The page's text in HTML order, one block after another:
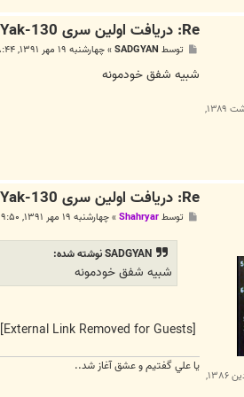
چهارشنبه ۱ اردیبهشت ۱۳۸۹,
Re: دریافت اولین سری Yak-130 توسط نیروی هوایی روسیه
ت
توسط SADGYAN
»چهارشنبه ۱۹ مهر ۱۳۹۱, ۸:۴۴ ق.ظ
شبیه شفق خودمونه
چهارشنبه ۱۵ فروردین ۱۳۸۶,
Re: دریافت اولین سری Yak-130 توسط نیروی هوایی روسیه
توسطShahryar
»چهارشنبه ۱۹ مهر ۱۳۹۱, ۹:۵۰ ق.ظ
SADGYAN نوشته شده:
شبیه شفق خودمونه
[External Link Removed for Guests]
يا علي گفتيم و عشق آغاز شد..